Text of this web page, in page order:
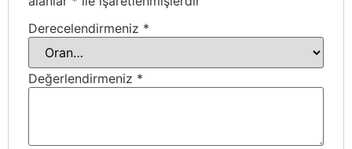
Derecelendirmeniz *
Değerlendirmeniz *